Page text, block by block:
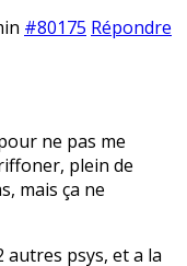
#80175 Répondre
ne pas me
plein de
mais ça ne
autres psys, et a la